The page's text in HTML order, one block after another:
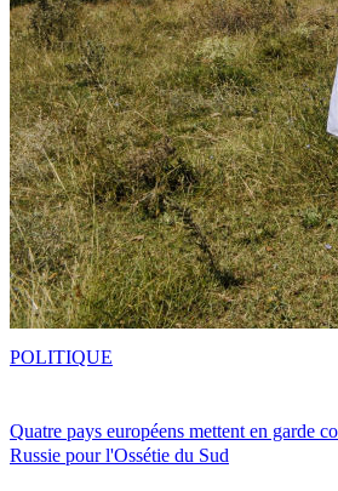
Quatre pays européens mettent en garde
Russie pour l'Ossétie du Sud
POLITIQUE